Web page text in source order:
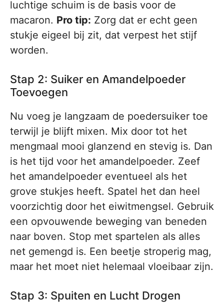
luchtige schuim is de basis voor de
macaron. Pro tip: Zorg dat er echt geen
stukje eigeel bij zit, dat verpest het stijf
worden.
Stap 2: Suiker en Amandelpoeder
Toevoegen
Nu voeg je langzaam de poedersuiker toe
terwijl je blijft mixen. Mix door tot het
mengmaal mooi glanzend en stevig is. Dan
is het tijd voor het amandelpoeder. Zeef
het amandelpoeder eventueel als het
grove stukjes heeft. Spatel het dan heel
voorzichtig door het eiwitmengsel. Gebruik
een opvouwende beweging van beneden
naar boven. Stop met spartelen als alles
net gemengd is. Een beetje stroperig mag,
maar het moet niet helemaal vloeibaar zijn.
Stap 3: Spuiten en Lucht Drogen